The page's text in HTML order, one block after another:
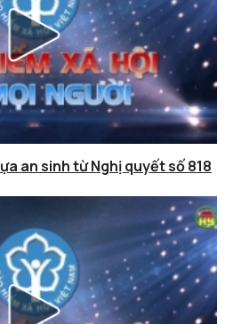
an sinh từ Nghị quyết số 818